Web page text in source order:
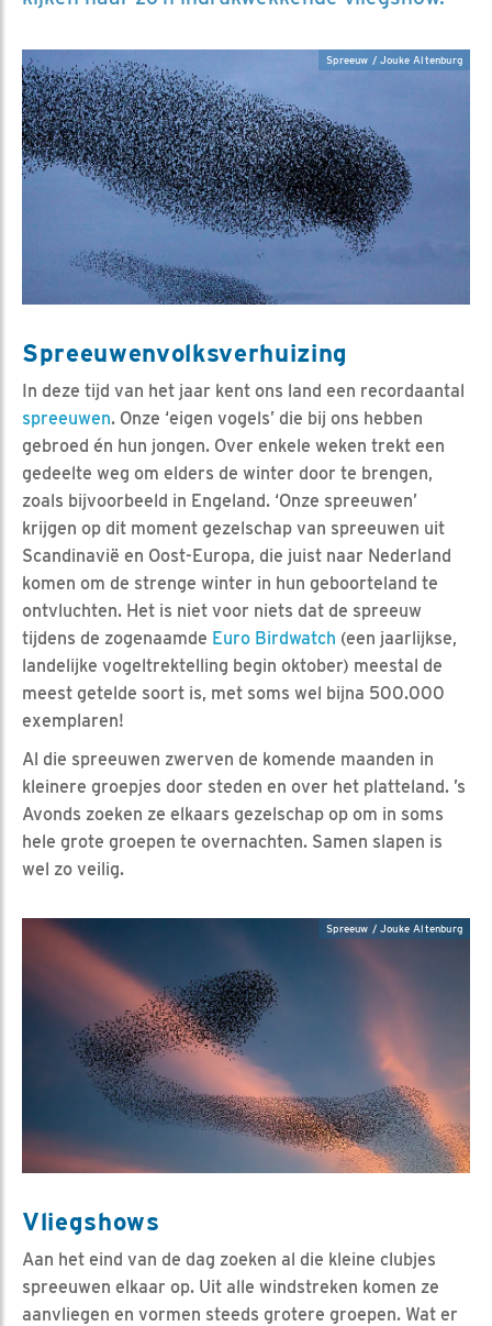
Spreeuw / Jouke Altenburg
Spreeuwenvolksverhuizing
In deze tijd van het jaar kent ons land een recordaantal
spreeuwen. Onze ‘eigen vogels’ die bij ons hebben
gebroed én hun jongen. Over enkele weken trekt een
gedeelte weg om elders de winter door te brengen,
zoals bijvoorbeeld in Engeland. ‘Onze spreeuwen’
krijgen op dit moment gezelschap van spreeuwen uit
Scandinavië en Oost-Europa, die juist naar Nederland
komen om de strenge winter in hun geboorteland te
ontvluchten. Het is niet voor niets dat de spreeuw
tijdens de zogenaamde Euro Birdwatch (een jaarlijkse,
landelijke vogeltrektelling begin oktober) meestal de
meest getelde soort is, met soms wel bijna 500.000
exemplaren!
Al die spreeuwen zwerven de komende maanden in
kleinere groepjes door steden en over het platteland. ’s
Avonds zoeken ze elkaars gezelschap op om in soms
hele grote groepen te overnachten. Samen slapen is
wel zo veilig.
Spreeuw / Jouke Altenburg
Vliegshows
Aan het eind van de dag zoeken al die kleine clubjes
spreeuwen elkaar op. Uit alle windstreken komen ze
aanvliegen en vormen steeds grotere groepen. Wat er